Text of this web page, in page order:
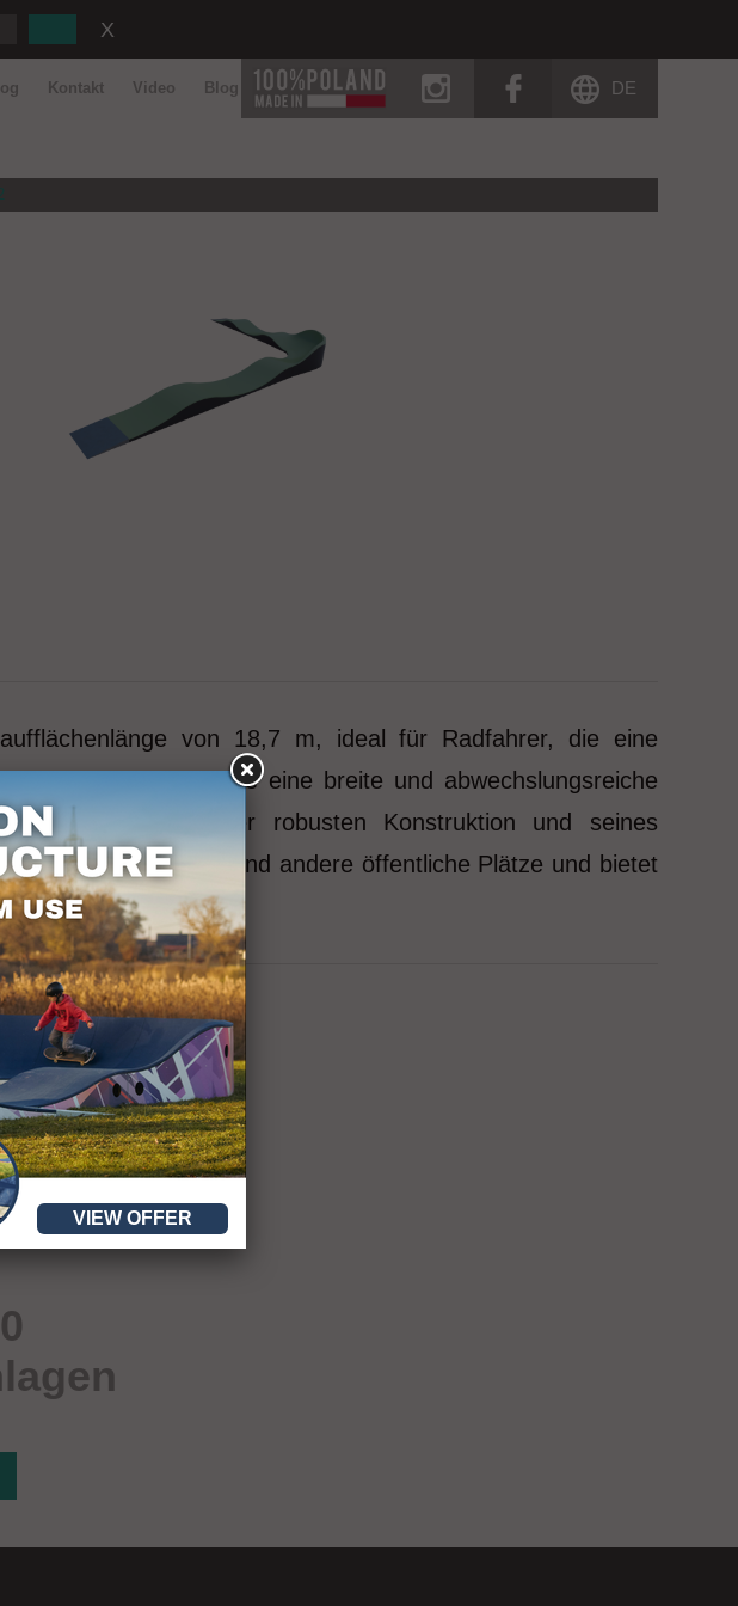
Kontakt Video Blog
instagram
DE
von 18,7 m, ideal für Radfahrer, die eine
x 16,99 m bietet sie eine breite und abwechslungsreiche
ist. Dank seiner robusten Konstruktion und seines
Erholungsgebiete und andere öffentliche Plätze und bietet
VIEW OFFER